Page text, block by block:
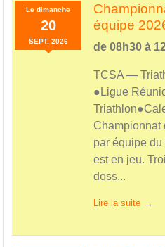
Ledimanche
20
SEPT. 2026
équipe
de 08h30 à
TCSA —
●Ligue
Championnat
par équipe du
est en jeu.
doss...
Lire la suite